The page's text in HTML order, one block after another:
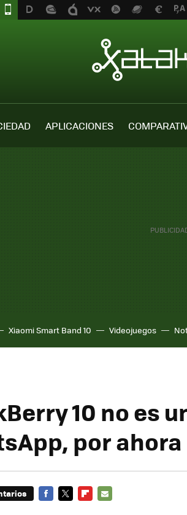
APLICACIONES
Xiaomi Smart Band 10 Videojuegos
10 no es
por ahora